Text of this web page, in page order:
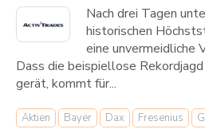
Nach drei Tagen
historischen
eine unvermeidliche
Dass die beispiellose
gerät, kommt für...
Aktien Bayer Dax Fresenius